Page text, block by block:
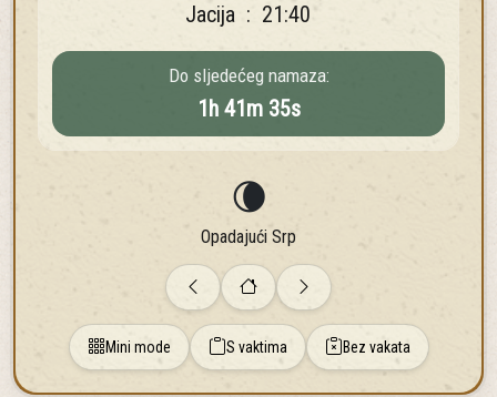
Jacija : 21:40
Do sljedećeg namaza:
1h 41m 33s
🌘
Opadajući Srp
Mini mode S vaktima Bez vakata